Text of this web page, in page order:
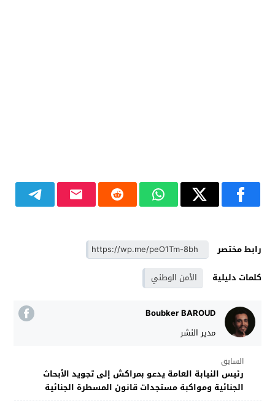
رابط مختصر
كلمات دليلية
الأمن الوطني
Boubker BAROUD
مدير النشر
السابق
رئيس النيابة العامة يدعو بمراكش إلى تجويد الأبحاث
الجنائية ومواكبة مستجدات قانون المسطرة الجنائية